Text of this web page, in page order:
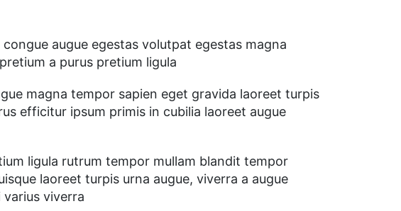
augue egestas volutpat egestas magna
a purus pretium ligula
magna tempor sapien eget gravida laoreet turpis
efficitur ipsum primis in cubilia laoreet augue
ligula rutrum tempor mullam blandit tempor
laoreet turpis urna augue, viverra a augue
viverra